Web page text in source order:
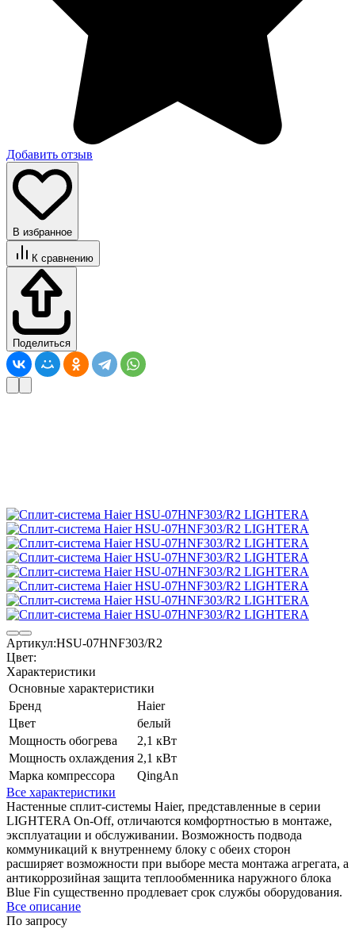
Добавить отзыв
В избранное
К сравнению
Поделиться
Артикул:HSU-07HNF303/R2
Цвет:
Характеристики
Основные характеристики
Бренд
Haier
Цвет
белый
Мощность обогрева
2,1 кВт
Мощность охлаждения 2,1 кВт
Марка компрессора
QingAn
Все характеристики
Настенные сплит-системы Haier, представленные в серии
LIGHTERA On-Off, отличаются комфортностью в монтаже,
эксплуатации и обслуживании. Возможность подвода
коммуникаций к внутреннему блоку с обеих сторон
расширяет возможности при выборе места монтажа агрегата, а
антикоррозийная защита теплообменника наружного блока
Blue Fin существенно продлевает срок службы оборудования.
Все описание
По запросу